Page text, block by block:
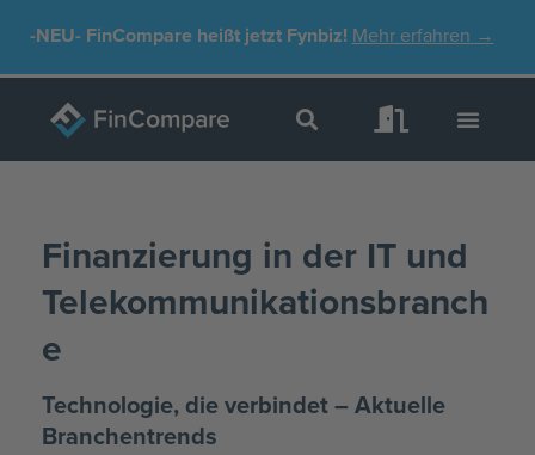
-NEU-FinCompare heißt jetzt Fynbiz! Mehr erfahren →
Finanzierung in der IT und
Telekommunikationsbranch
e
Technologie, die verbindet – Aktuelle
Branchentrends